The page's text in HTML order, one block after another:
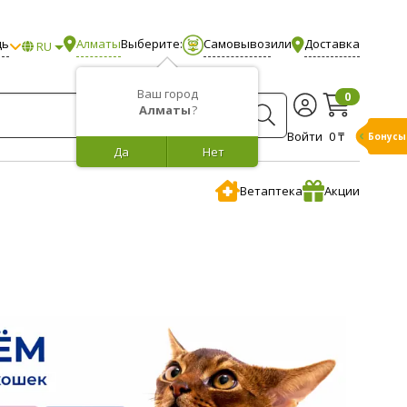
RU Алматы
Ваш город
Алматы?
Нет
Да
Выберите: Самовывозили Доставка
Войти
0
0 ₸
Ветаптека Акции
Бонусы